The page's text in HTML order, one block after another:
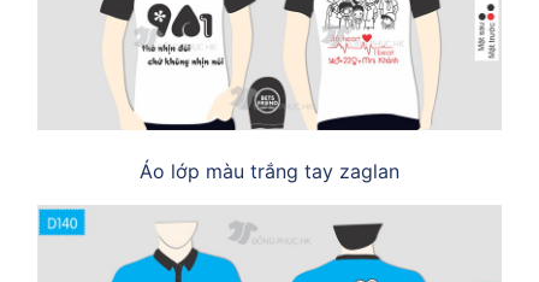
Áo lớp màu trắng tay zaglan